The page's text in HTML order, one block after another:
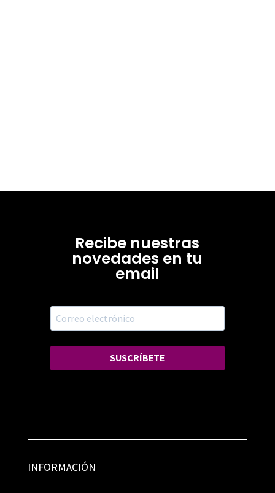
Recibe nuestras
novedades en tu
email
SUSCRÍBETE
INFORMACIÓN